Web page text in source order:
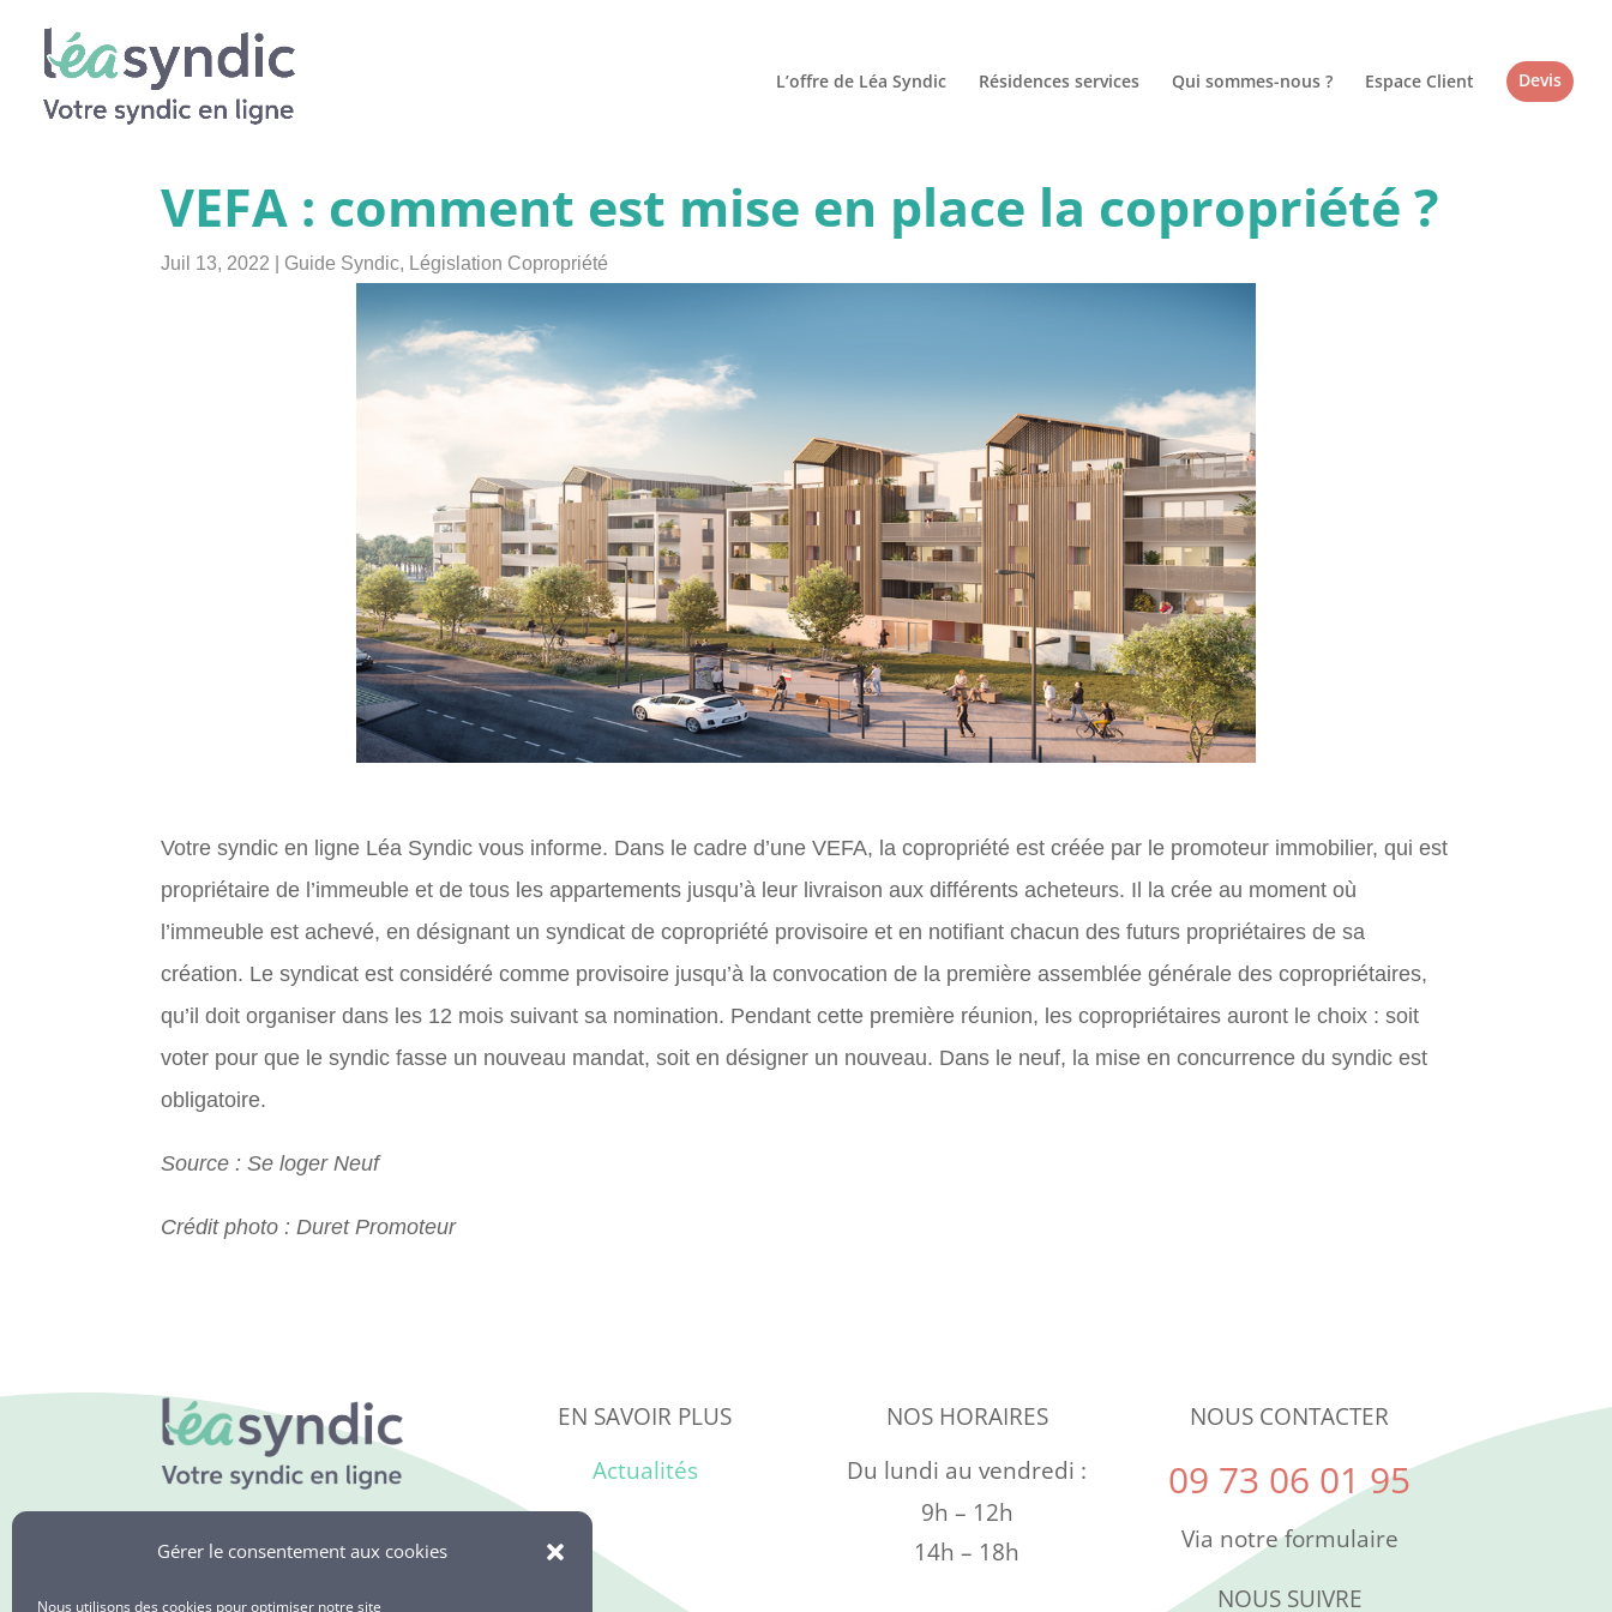
Gérer le consentement aux cookies
Nous utilisons des cookies pour optimiser notre site
L’offre de Léa Syndic Résidences services Qui sommes-nous ? Espace Client Devis
VEFA : comment est mise en place la copropriété ?
Juil 13, 2022 Guide Syndic, Législation Copropriété
Votre syndic en ligne Léa Syndic vous informe. Dans le cadre d’une VEFA, la copropriété est créée par le promoteur immobilier, qui est
propriétaire de l’immeuble et de tous les appartements jusqu’à leur livraison aux différents acheteurs. Il la crée au moment où
l’immeuble est achevé, en désignant un syndicat de copropriété provisoire et en notifiant chacun des futurs propriétaires de sa
création. Le syndicat est considéré comme provisoire jusqu’à la convocation de la première assemblée générale des copropriétaires,
qu’il doit organiser dans les 12 mois suivant sa nomination. Pendant cette première réunion, les copropriétaires auront le choix : soit
voter pour que le syndic fasse un nouveau mandat, soit en désigner un nouveau. Dans le neuf, la mise en concurrence du syndic est
obligatoire.
Source : Se loger Neuf
Crédit photo : Duret Promoteur
Léa Syndic
109 Boulevard Dalby
EN SAVOIR PLUS
Actualités
NOS HORAIRES
Du lundi au vendredi :
9h – 12h
14h – 18h
NOUS CONTACTER
09 73 06 01 95
Via notre formulaire
NOUS SUIVRE